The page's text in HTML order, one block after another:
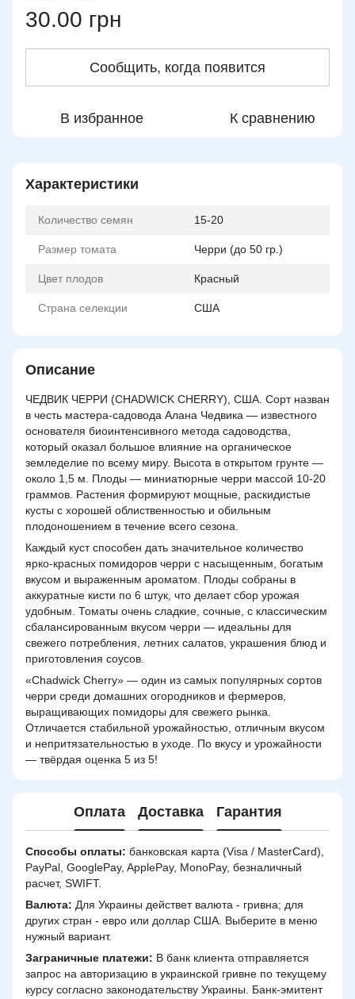
30.00 грн
Сообщить, когда появится
В избранное К сравнению
Характеристики
Количество семян 15-20
Размер томата Черри (до 50 гр.)
Цвет плодов Красный
Страна селекции США
Описание
ЧЕДВИК ЧЕРРИ (CHADWICK CHERRY), США. Сорт назван
в честь мастера-садовода Алана Чедвика — известного
основателя биоинтенсивного метода садоводства,
который оказал большое влияние на органическое
земледелие по всему миру. Высота в открытом грунте —
около 1,5 м. Плоды — миниатюрные черри массой 10-20
граммов. Растения формируют мощные, раскидистые
кусты с хорошей облиственностью и обильным
плодоношением в течение всего сезона.
Каждый куст способен дать значительное количество
ярко-красных помидоров черри с насыщенным, богатым
вкусом и выраженным ароматом. Плоды собраны в
аккуратные кисти по 6 штук, что делает сбор урожая
удобным. Томаты очень сладкие, сочные, с классическим
сбалансированным вкусом черри — идеальны для
свежего потребления, летних салатов, украшения блюд и
приготовления соусов.
«Chadwick Cherry» — один из самых популярных сортов
черри среди домашних огородников и фермеров,
выращивающих помидоры для свежего рынка.
Отличается стабильной урожайностью, отличным вкусом
и непритязательностью в уходе. По вкусу и урожайности
— твёрдая оценка 5 из 5!
Оплата Доставка Гарантия
Способы оплаты: банковская карта (Visa / MasterCard),
PayPal, GooglePay, ApplePay, MonoPay, безналичный
расчет, SWIFT.
Валюта: Для Украины действет валюта - гривна; для
других стран - евро или доллар США. Выберите в меню
нужный вариант.
Заграничные платежи: В банк клиента отправляется
запрос на авторизацию в украинской гривне по текущему
курсу согласно законодательству Украины. Банк-эмитент